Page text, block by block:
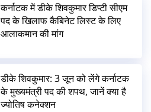
कर्नाटक में डीके शिवकुमार डिप्टी सीएम
पद के खिलाफ कैबिनेट लिस्ट के लिए
आलाकमान की मांग
डीके शिवकुमार: 3 जून को लेंगे कर्नाटक
के मुख्यमंत्री पद की शपथ, जानें क्या है
ज्योतिष कनेक्शन